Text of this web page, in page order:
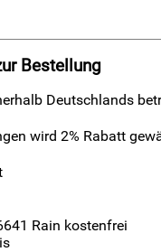
Bestellung
Deutschlands
wird 2% Rabatt
Rain kostenfrei